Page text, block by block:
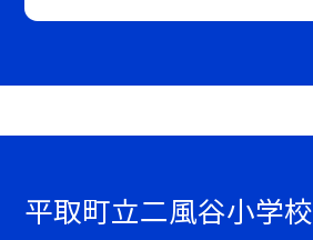
平取町立二風谷小学校